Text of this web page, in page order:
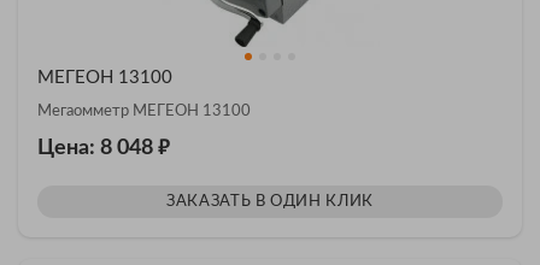
МЕГЕОН 13100
Мегаомметр МЕГЕОН 13100
Цена: 8 048 ₽
ЗАКАЗАТЬ В ОДИН КЛИК